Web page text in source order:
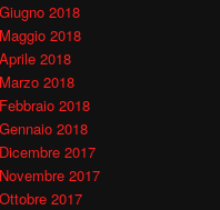
Giugno 2018
Maggio 2018
Aprile 2018
Marzo 2018
Febbraio 2018
Gennaio 2018
Dicembre 2017
Novembre 2017
Ottobre 2017